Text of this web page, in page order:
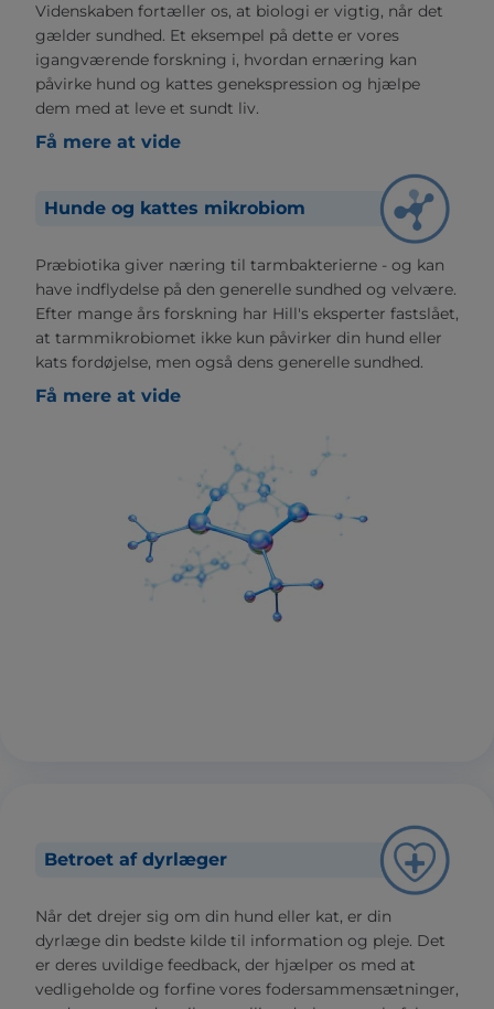
Videnskaben fortæller os, at biologi er vigtig, når det
gælder sundhed. Et eksempel på dette er vores
igangværende forskning i, hvordan ernæring kan
påvirke hund og kattes genekspression og hjælpe
dem med at leve et sundt liv.
Få mere at vide
Hunde og kattes mikrobiom
Præbiotika giver næring til tarmbakterierne - og kan
have indflydelse på den generelle sundhed og velvære.
Efter mange års forskning har Hill's eksperter fastslået,
at tarmmikrobiomet ikke kun påvirker din hund eller
kats fordøjelse, men også dens generelle sundhed.
Få mere at vide
Betroet af dyrlæger
Når det drejer sig om din hund eller kat, er din
dyrlæge din bedste kilde til information og pleje. Det
er deres uvildige feedback, der hjælper os med at
vedligeholde og forfine vores fodersammensætninger,